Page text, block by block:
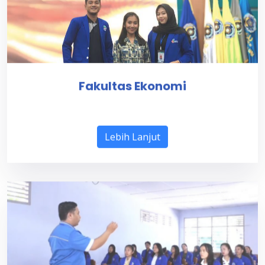
Fakultas Ekonomi
Lebih Lanjut